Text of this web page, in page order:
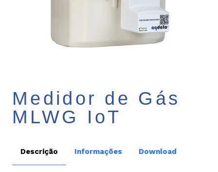
Medidor de Gás
MLWG IoT
Descrição Informações Download